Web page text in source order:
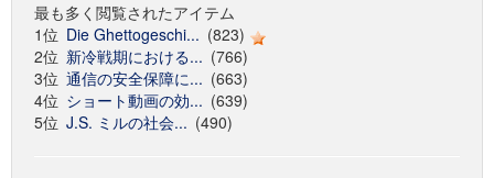
最も多く閲覧されたアイテム
1位 Die Ghettogeschi... (823)
2位 新冷戦期における... (766)
3位 通信の安全保障に... (663)
4位 ショート動画の効... (639)
5位 J.S. ミルの社会... (490)